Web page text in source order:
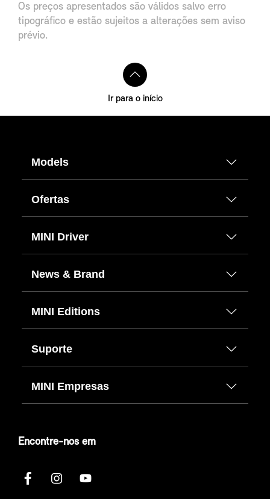
Os preços apresentados são válidos salvo erro
tipográfico e estão sujeitos a alterações sem aviso
prévio.
Ir para o início
Models
Ofertas
MINI Driver
News & Brand
MINI Editions
Suporte
MINI Empresas
Encontre-nos em